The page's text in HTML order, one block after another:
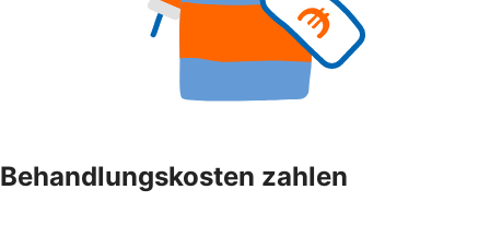
Behandlungskosten zahlen